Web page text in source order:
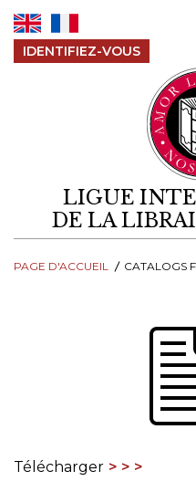
IDENTIFIEZ-VOUS
LIGUE
DE LA
PAGE D'ACCUEIL CATALOGS
Télécharger